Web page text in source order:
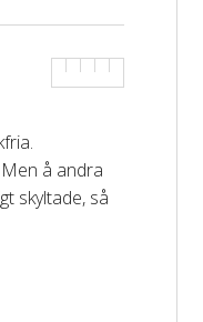
å andra
skyltade, så